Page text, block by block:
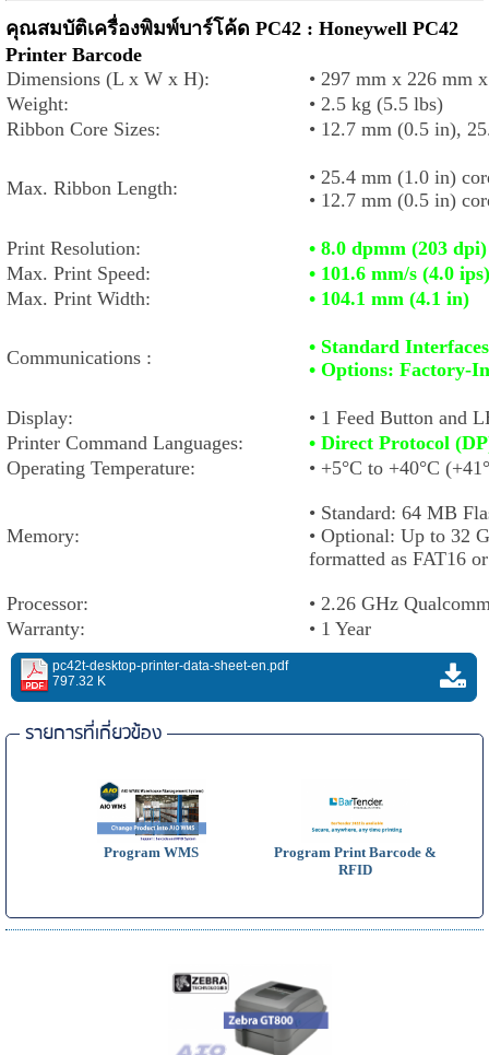
คุณสมบัติเครื่องพิมพ์บาร์โค้ด PC42 : Honeywell PC42
Printer Barcode
Dimensions (L x W x H):
• 297 mm x 226 mm
Weight:
• 2.5 kg (5.5 lbs)
Ribbon Core Sizes:
• 12.7 mm (0.5 in),
Max. Ribbon Length:
• 25.4 mm (1.0 in)
• 12.7 mm (0.5 in)
Print Resolution:
• 8.0 dpmm (203 dpi)
Max. Print Speed:
• 101.6 mm/s (4.0 ips)
Max. Print Width:
• 104.1 mm (4.1 in)
Communications :
• Standard
• Options: Factory-
Display:
• 1 Feed Button and
Printer Command Languages:
• Direct Protocol
Operating Temperature:
• +5°C to +40°C
Memory:
• Standard: 64 MB
• Optional: Up to 32
formatted as FAT16
Processor:
• 2.26 GHz
Warranty:
• 1 Year
pc42t-desktop-printer-data-sheet-en.pdf
797.32 K
รายการที่เกี่ยวข้อง
Program WMS
Program Print Barcode &
RFID